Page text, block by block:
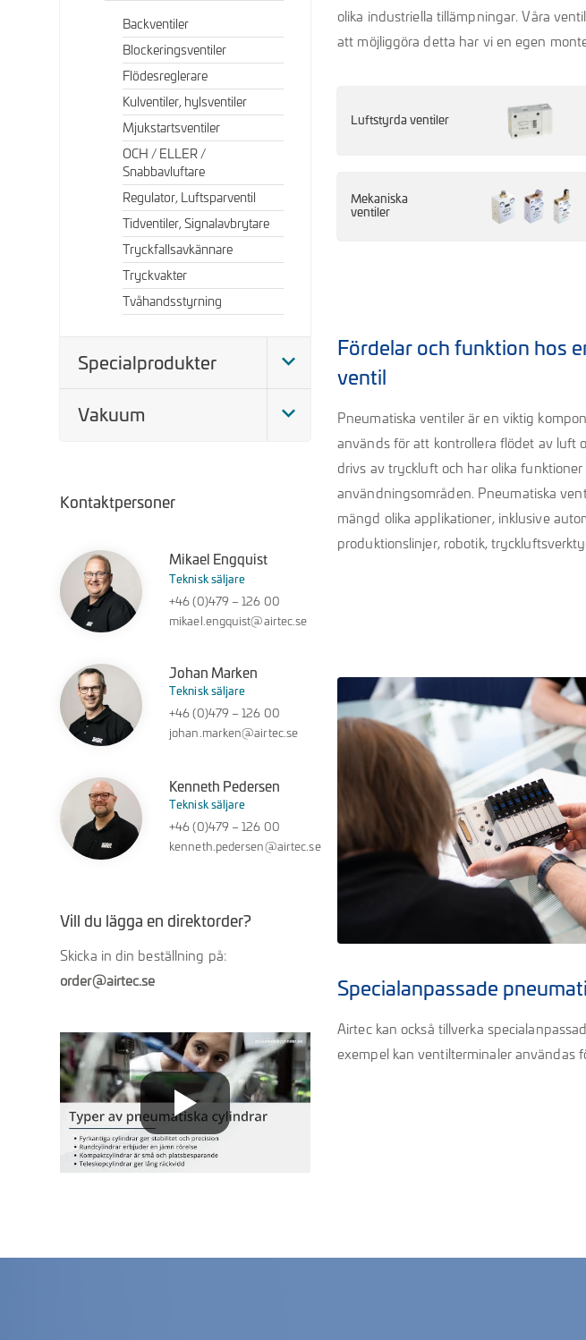
olika industriella tillämpningar. Våra
att möjliggöra detta har vi en egen
Luftstyrda ventiler
Mekaniska
ventiler
Fördelar och funktion hos
ventil
Pneumatiska ventiler är en viktig
används för att kontrollera flödet av luft
drivs av tryckluft och har olika funktioner
användningsområden. Pneumatiska
mängd olika applikationer, inklusive
produktionslinjer, robotik,
Specialanpassade
Airtec kan också tillverka
exempel kan ventilterminaler användas
Backventiler
Blockeringsventiler
Flödesreglerare
Kulventiler, hylsventiler
Mjukstartsventiler
OCH / ELLER /
Snabbavluftare
Regulator, Luftsparventil
Tidventiler, Signalavbrytare
Tryckfallsavkännare
Tryckvakter
Tvåhandsstyrning
Specialprodukter
Vakuum
Kontaktpersoner
Mikael Engquist
Teknisk säljare
+46 (0)479 – 126 00
mikael.engquist@airtec.se
Johan Marken
Teknisk säljare
+46 (0)479 – 126 00
johan.marken@airtec.se
Kenneth Pedersen
Teknisk säljare
+46 (0)479 – 126 00
kenneth.pedersen@airtec.se
Vill du lägga en direktorder?
Skicka in din beställning på:
order@airtec.se